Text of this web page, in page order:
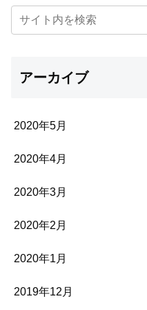
アーカイブ
2020年5月
2020年4月
2020年3月
2020年2月
2020年1月
2019年12月